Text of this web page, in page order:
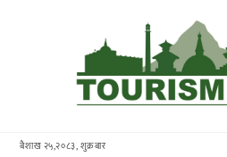
बैशाख २५,२०८३, शुक्रबार